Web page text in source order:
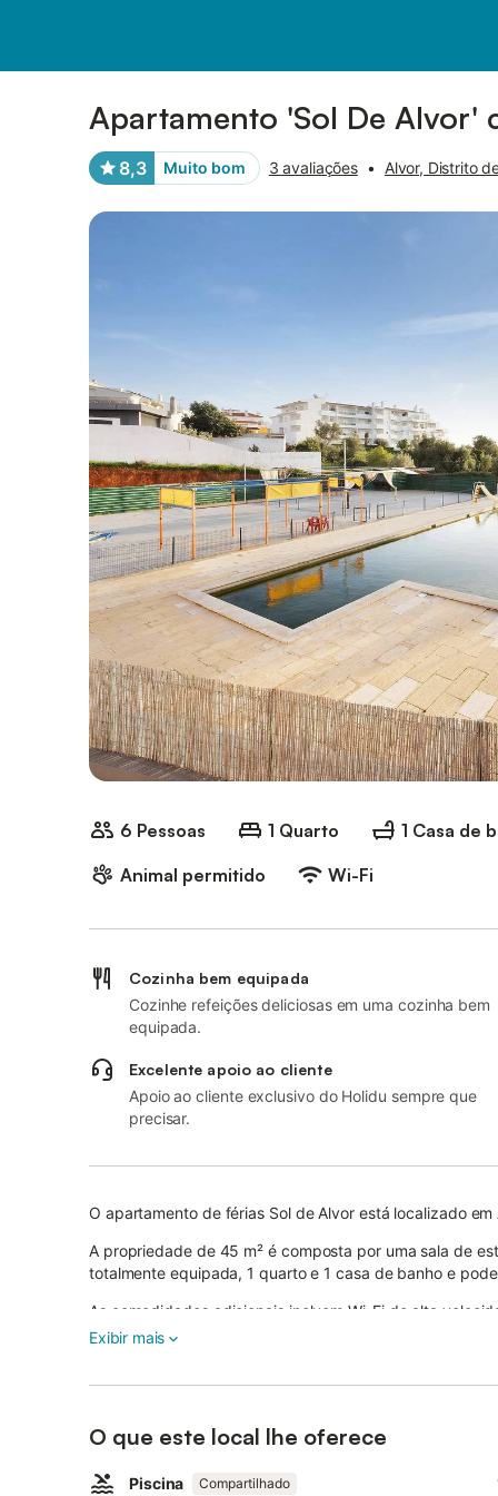
Apartamento 'Sol De Alvor'
8,3 Muito bom 3 avaliações • Alvor, Distrito
6 Pessoas 1 Quarto 1 Casa de
Animal permitido
Wi-Fi
Cozinha bem equipada
Cozinhe refeições deliciosas em uma cozinha bem
equipada.
Excelente apoio ao cliente
Apoio ao cliente exclusivo do Holidu sempre que
precisar.
O apartamento de férias Sol de Alvor está localizado
A propriedade de 45 m² é composta por uma sala de
totalmente equipada, 1 quarto e 1 casa de banho e
As comodidades adicionais incluem Wi-Fi de alta
como uma máquina de lavar roupa.
Por favor, note que o acesso à piscina e ao parque
O estacionamento gratuito está disponível na rua.
Exibir mais
O que este local lhe oferece
Piscina Compartilhado